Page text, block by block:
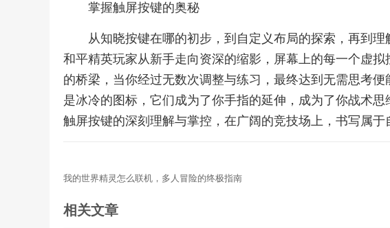
掌握触屏按键的奥秘
从知晓按键在哪的初步，到自定义布局的探索，再到
和平精英玩家从新手走向资深的缩影，屏幕上的每一个虚
的桥梁，当你经过无数次调整与练习，最终达到无需思考
是冰冷的图标，它们成为了你手指的延伸，成为了你战术
触屏按键的深刻理解与掌控，在广阔的竞技场上，书写属于
我的世界精灵怎么联机，多人冒险的终极指南
相关文章